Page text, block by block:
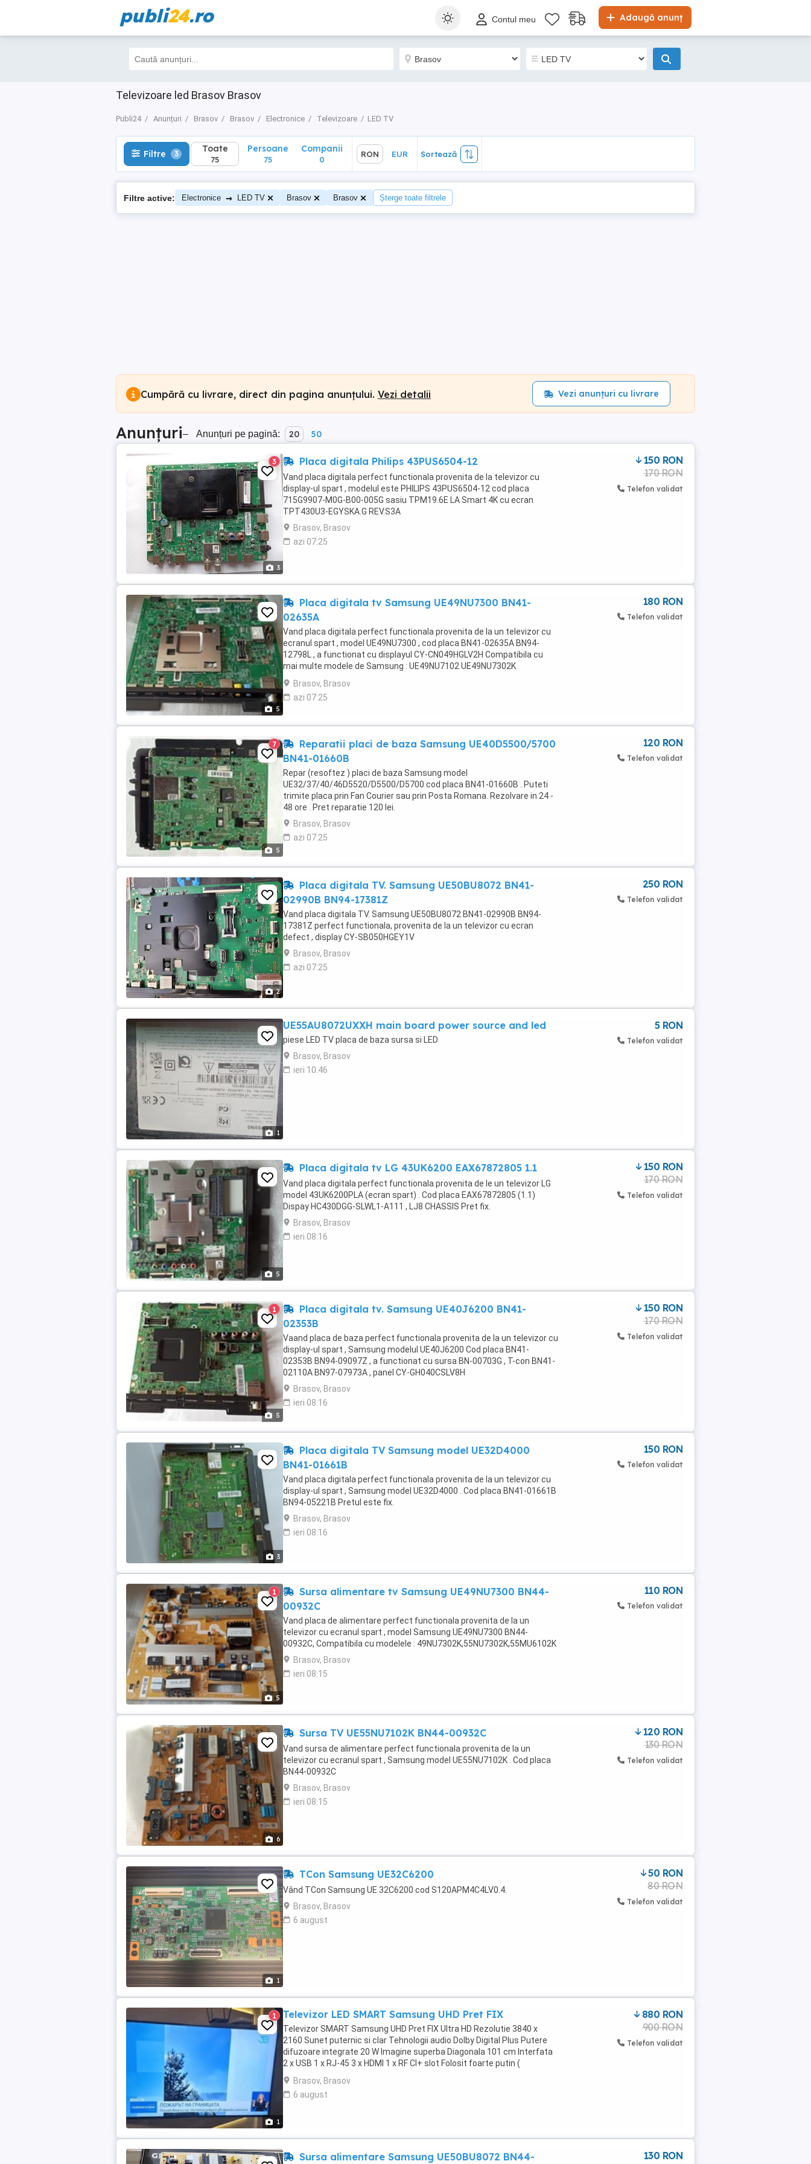
publi24.ro Adaugă anunț
Contul meu
Televizoare led Brasov Brasov
Publi24 Anunțuri Brasov Brasov Electronice Televizoare LED TV
Filtre 3 Toate
75
Sortează
Filtre 3 Toate
75
Persoane
75
Companii
0
RON EUR Sortează
Filtre active: Electronice → LED TV Brasov Brasov Șterge toate filtrele
Cumpără cu livrare, direct din pagina anunțului. Vezi detalii Vezi anunțuri cu livrare
Anunțuri– Anunțuri pe pagină: 20 50
3
3 Placa digitala Philips 43PUS6504-12
Vand placa digitala perfect functionala provenita de la televizor cu
display-ul spart , modelul este PHILIPS 43PUS6504-12 cod placa
715G9907-M0G-B00-005G sasiu TPM19.6E LA Smart 4K cu ecran
TPT430U3-EGYSKA.G REV.S3A
Brasov, Brasov
azi 07:25
150 RON
170 RON
Telefon validat
5
Placa digitala tv Samsung UE49NU7300 BN41-
02635A
Vand placa digitala perfect functionala provenita de la un televizor cu
ecranul spart , model UE49NU7300 , cod placa BN41-02635A BN94-
12798L , a functionat cu displayul CY-CN049HGLV2H Compatibila cu
mai multe modele de Samsung : UE49NU7102 UE49NU7302K
UE49NU7172 etc. Pretul este fix.
Brasov, Brasov
azi 07:25
180 RON
Telefon validat
5
7
Reparatii placi de baza Samsung UE40D5500/5700
BN41-01660B
Repar (resoftez ) placi de baza Samsung model
UE32/37/40/46D5520/D5500/D5700 cod placa BN41-01660B . Puteti
trimite placa prin Fan Courier sau prin Posta Romana. Rezolvare in 24 -
48 ore . Pret reparatie 120 lei.
Brasov, Brasov
azi 07:25
120 RON
Telefon validat
2
Placa digitala TV. Samsung UE50BU8072 BN41-
02990B BN94-17381Z
Vand placa digitala TV. Samsung UE50BU8072 BN41-02990B BN94-
17381Z perfect functionala, provenita de la un televizor cu ecran
defect , display CY-SB050HGEY1V
Brasov, Brasov
azi 07:25
250 RON
Telefon validat
1
UE55AU8072UXXH main board power source and led
piese LED TV placa de baza sursa si LED
Brasov, Brasov
ieri 10:46
5 RON
Telefon validat
5
Placa digitala tv LG 43UK6200 EAX67872805 1.1
Vand placa digitala perfect functionala provenita de le un televizor LG
model 43UK6200PLA (ecran spart) . Cod placa EAX67872805 (1.1)
Dispay HC430DGG-SLWL1-A111 , LJ8 CHASSIS Pret fix.
Brasov, Brasov
ieri 08:16
150 RON
170 RON
Telefon validat
5
1
Placa digitala tv. Samsung UE40J6200 BN41-
02353B
Vaand placa de baza perfect functionala provenita de la un televizor cu
display-ul spart , Samsung modelul UE40J6200 Cod placa BN41-
02353B BN94-09097Z , a functionat cu sursa BN-00703G , T-con BN41-
02110A BN97-07973A , panel CY-GH040CSLV8H
Brasov, Brasov
ieri 08:16
150 RON
170 RON
Telefon validat
3
Placa digitala TV Samsung model UE32D4000
BN41-01661B
Vand placa digitala perfect functionala provenita de la un televizor cu
display-ul spart , Samsung model UE32D4000 . Cod placa BN41-01661B
BN94-05221B Pretul este fix.
Brasov, Brasov
ieri 08:16
150 RON
Telefon validat
5
1
Sursa alimentare tv Samsung UE49NU7300 BN44-
00932C
Vand placa de alimentare perfect functionala provenita de la un
televizor cu ecranul spart , model Samsung UE49NU7300 BN44-
00932C, Compatibila cu modelele : 49NU7302K,55NU7302K,55MU6102K
Brasov, Brasov
ieri 08:15
110 RON
Telefon validat
6
Sursa TV UE55NU7102K BN44-00932C
Vand sursa de alimentare perfect functionala provenita de la un
televizor cu ecranul spart , Samsung model UE55NU7102K . Cod placa
BN44-00932C
Brasov, Brasov
ieri 08:15
120 RON
130 RON
Telefon validat
1
TCon Samsung UE32C6200
Vând TCon Samsung UE 32C6200 cod S120APM4C4LV0.4.
Brasov, Brasov
6 august
50 RON
80 RON
Telefon validat
1
1 Televizor LED SMART Samsung UHD Pret FIX
Televizor SMART Samsung UHD Pret FIX Ultra HD Rezolutie 3840 x
2160 Sunet puternic si clar Tehnologii audio Dolby Digital Plus Putere
difuzoare integrate 20 W Imagine superba Diagonala 101 cm Interfata
2 x USB 1 x RJ-45 3 x HDMI 1 x RF CI+ slot Folosit foarte putin (
cumparat pt o casa de vacanta ...
Brasov, Brasov
6 august
880 RON
900 RON
Telefon validat
Sursa alimentare Samsung UE50BU8072 BN44- 130 RON